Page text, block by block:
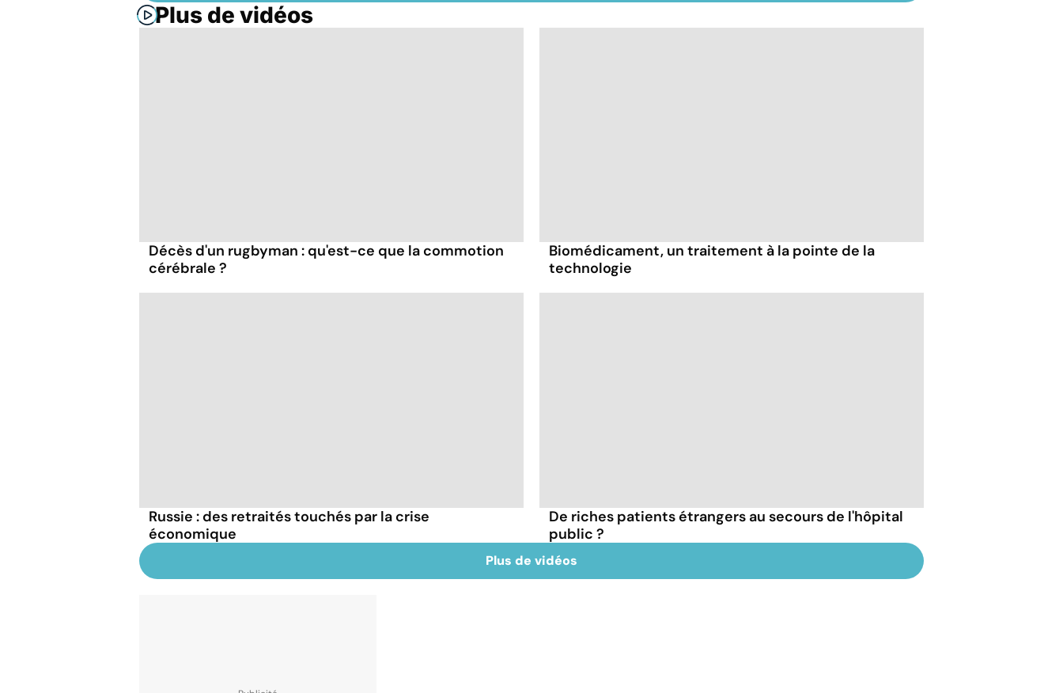
Plus de vidéos
Décès d'un rugbyman : qu'est-ce que la commotion
cérébrale ?
Biomédicament, un traitement à la pointe de la
technologie
Russie : des retraités touchés par la crise
économique
De riches patients étrangers au secours de l'hôpital
public ?
Plus de vidéos